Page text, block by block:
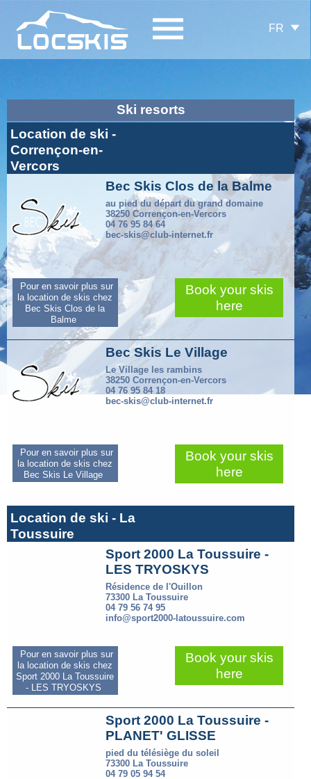
FR
Ski resorts
Location de ski -
Corrençon-en-
Vercors
Bec Skis Clos de la Balme
au pied du départ du grand domaine
38250 Corrençon-en-Vercors
04 76 95 84 64
bec-skis@club-internet.fr
Pour en savoir plus sur
la location de skis chez
Bec Skis Clos de la
Balme
Book your skis
here
Bec Skis Le Village
Le Village les rambins
38250 Corrençon-en-Vercors
04 76 95 84 18
bec-skis@club-internet.fr
Pour en savoir plus sur
la location de skis chez
Bec Skis Le Village
Book your skis
here
Location de ski - La
Toussuire
Sport 2000 La Toussuire -
LES TRYOSKYS
Résidence de l'Ouillon
73300 La Toussuire
04 79 56 74 95
info@sport2000-latoussuire.com
Pour en savoir plus sur
la location de skis chez
Sport 2000 La Toussuire
- LES TRYOSKYS
Book your skis
here
Sport 2000 La Toussuire -
PLANET' GLISSE
pied du télésiège du soleil
73300 La Toussuire
04 79 05 94 54